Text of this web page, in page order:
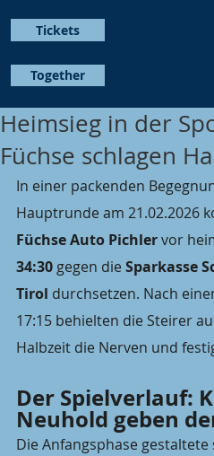
Together
Tickets
Heimsieg in der
Füchse schlagen
In einer packenden
Hauptrunde am 21.02.2026
Füchse Auto Pichler vor
34:30 gegen die Sparkasse
Tirol durchsetzen. Nach
17:15 behielten die Steirer
Halbzeit die Nerven und
Der Spielverlauf:
Neuhold geben
Die Anfangsphase